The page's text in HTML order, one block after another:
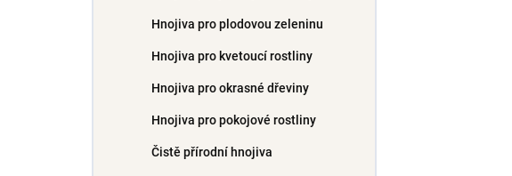
Hnojiva pro plodovou zeleninu
Hnojiva pro kvetoucí rostliny
Hnojiva pro okrasné dřeviny
Hnojiva pro pokojové rostliny
Čistě přírodní hnojiva